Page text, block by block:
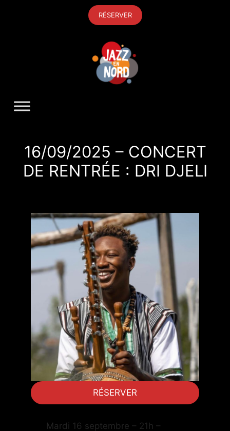
RÉSERVER
16/09/2025 – CONCERT
DE RENTRÉE : DRI DJELI
RÉSERVER
Mardi 16 septembre – 21h –